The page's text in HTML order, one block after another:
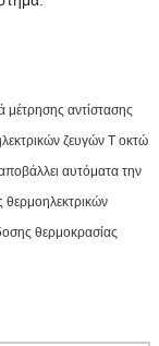
αντίστασης
ζευγών Τ οκτώ
αυτόματα την
θερμοκρασίας